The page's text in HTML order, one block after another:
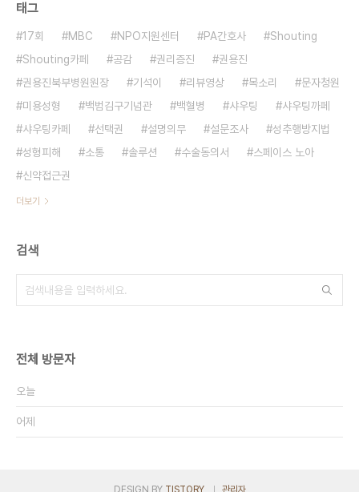
태그
17회 MBC NPO지원센터 PA간호사
Shouting
Shouting카페
공감 권리증진
권용진
권용진북부병원원장
기석이 리뷰영상 목소리
문자청원
미용성형
백범김구기념관 백혈병 샤우팅
샤우팅까페
샤우팅카페
선택권 설명의무 설문조사
성추행방지법
성형피해
소통 솔루션 수술동의서
스페이스 노아
신약접근권
더보기
검색
전체 방문자
오늘
어제
DESIGN BY TISTORY 관리자